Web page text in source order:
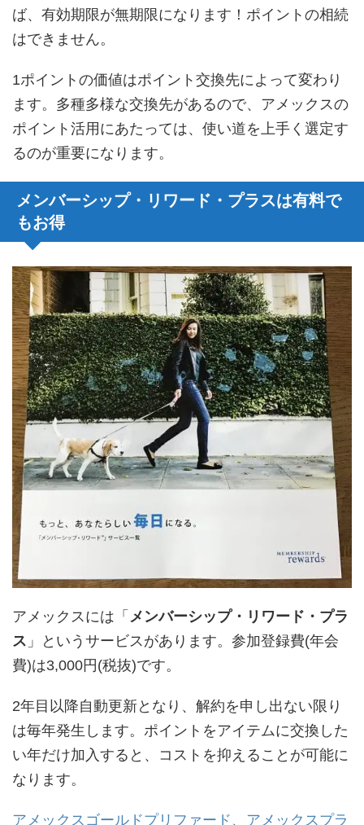
ば、有効期限が無期限になります！ポイントの相続
はできません。
1ポイントの価値はポイント交換先によって変わり
ます。多種多様な交換先があるので、アメックスの
ポイント活用にあたっては、使い道を上手く選定す
るのが重要になります。
メンバーシップ・リワード・プラスは有料で
もお得
アメックスには「 メンバーシップ・リワード・プラ
ス 」というサービスがあります。参加登録費(年会
費)は3,000円(税抜)です。
2年目以降自動更新となり、解約を申し出ない限り
は毎年発生します。ポイントをアイテムに交換した
い年だけ加入すると、コストを抑えることが可能に
なります。
アメックスゴールドプリファード 、 アメックスプラ